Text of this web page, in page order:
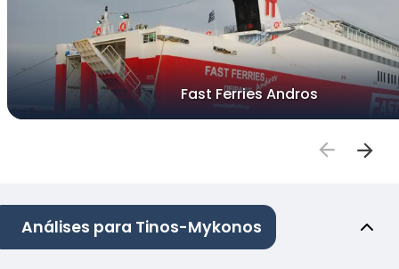
Fast Ferries Andros
Análises para Tinos-Mykonos